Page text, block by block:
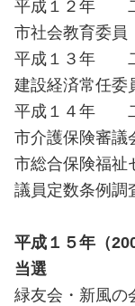
平成１２年
市社会教育委員
平成１３年 二
建設経済常任委
平成１４年 二
市介護保険審議
市総合保険福祉
議員定数条例調
平成１５年（
当選
緑友会・新風の